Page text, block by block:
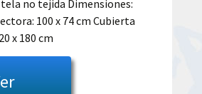
no tejida Dimensiones:
100 x 74 cm Cubierta
x 180 cm